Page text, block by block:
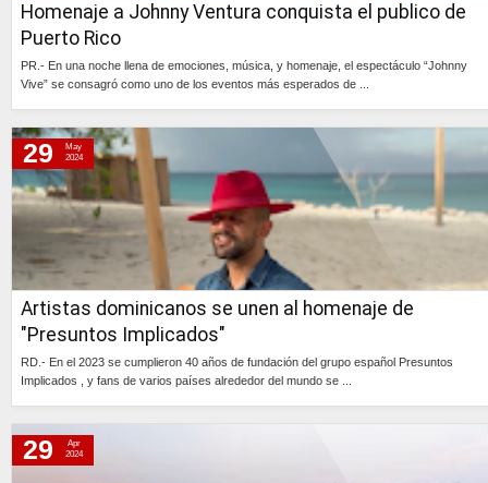
Homenaje a Johnny Ventura conquista el publico de
Puerto Rico
PR.- En una noche llena de emociones, música, y homenaje, el espectáculo “Johnny
Vive” se consagró como uno de los eventos más esperados de ...
Artistas dominicanos se unen al homenaje de
"Presuntos Implicados"
RD.- En el 2023 se cumplieron 40 años de fundación del grupo español Presuntos
Implicados , y fans de varios países alrededor del mundo se ...
29
May
2024
29
Apr
2024